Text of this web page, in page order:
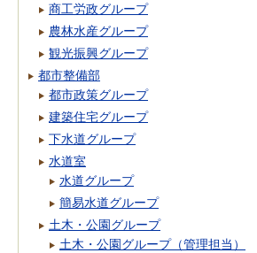
商工労政グループ
農林水産グループ
観光振興グループ
都市整備部
都市政策グループ
建築住宅グループ
下水道グループ
水道室
水道グループ
簡易水道グループ
土木・公園グループ
土木・公園グループ（管理担当）